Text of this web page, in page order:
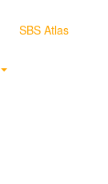
SBS Atlas